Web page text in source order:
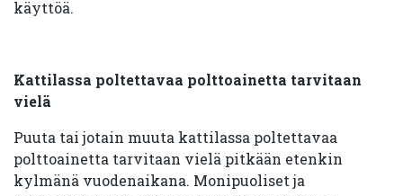
käyttöä.
Kattilassa poltettavaa polttoainetta tarvitaan
vielä
Puuta tai jotain muuta kattilassa poltettavaa
polttoainetta tarvitaan vielä pitkään etenkin
kylmänä vuodenaikana. Monipuoliset ja